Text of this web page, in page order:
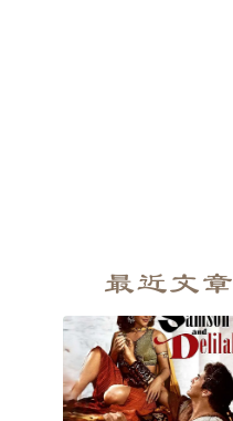
最近文章